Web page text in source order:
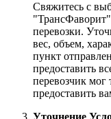
Свяжитесь с
перевозки.
вес, объем,
пункт
предоставить
перевозчик мог
предоставить
Уточнение